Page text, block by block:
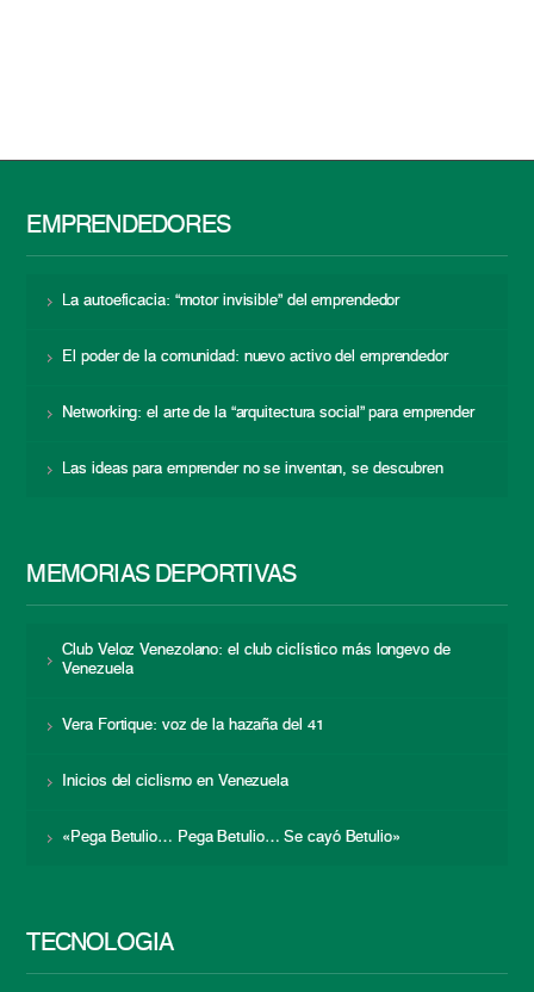
EMPRENDEDORES
La autoeficacia: “motor invisible” del emprendedor
El poder de la comunidad: nuevo activo del emprendedor
Networking: el arte de la “arquitectura social” para emprender
Las ideas para emprender no se inventan, se descubren
MEMORIAS DEPORTIVAS
Club Veloz Venezolano: el club ciclístico más longevo de
Venezuela
Vera Fortique: voz de la hazaña del 41
Inicios del ciclismo en Venezuela
«Pega Betulio… Pega Betulio… Se cayó Betulio»
TECNOLOGÍA